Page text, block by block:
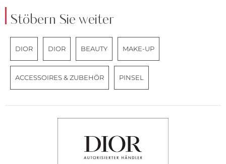
Stöbern Sie weiter
DIOR DIOR BEAUTY MAKE-UP
ACCESSOIRES & ZUBEHÖR PINSEL